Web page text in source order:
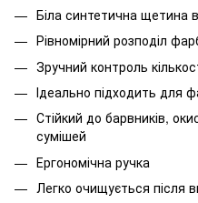
Біла синтетична щетина
Рівномірний розподіл
Зручний контроль
Ідеально підходить для
Стійкий до барвників,
сумішей
Ергономічна ручка
Легко очищується після